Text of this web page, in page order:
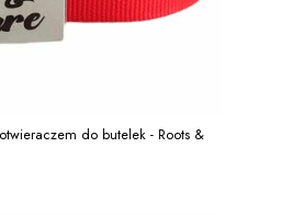
do butelek - Roots &